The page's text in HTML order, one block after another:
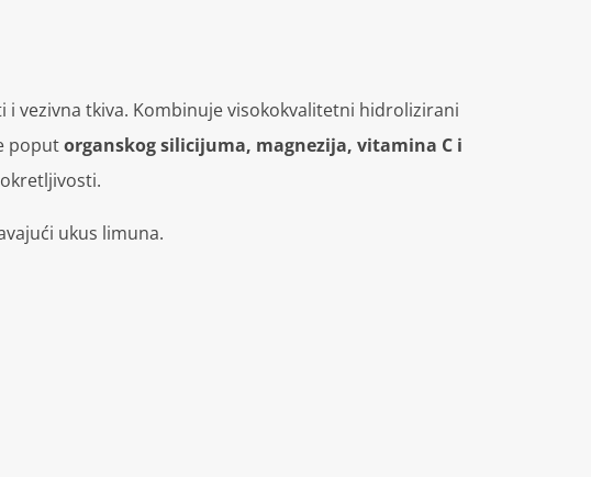
vezivna tkiva. Kombinuje visokokvalitetni hidrolizirani
poputorganskog silicijuma, magnezija, vitamina C i
ukus limuna.